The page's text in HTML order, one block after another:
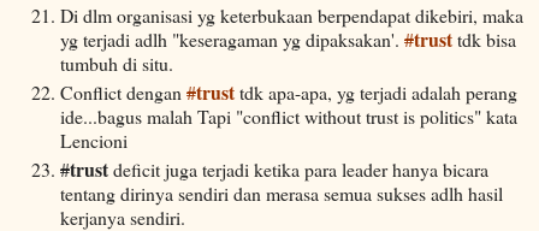
Di dlm organisasi yg keterbukaan berpendapat dikebiri, maka
yg terjadi adlh "keseragaman yg dipaksakan'. #trusttdk bisa
tumbuh di situ.
Conflict dengan #trusttdk apa-apa, yg terjadi adalah perang
ide...bagus malah Tapi "conflict without trust is politics" kata
Lencioni
#trustdeficit juga terjadi ketika para leader hanya bicara
tentang dirinya sendiri dan merasa semua sukses adlh hasil
kerjanya sendiri.